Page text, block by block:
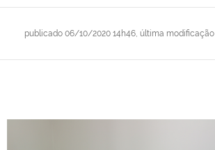
publicado 06/10/2020 14h46, última modificação